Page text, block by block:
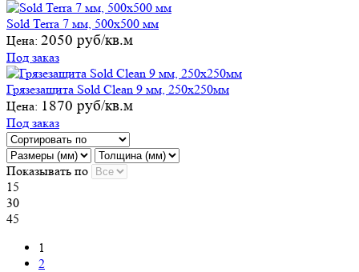
Sold Terra 7 мм, 500х500 мм
Цена: 2050 руб/кв.м
Под заказ
Грязезащита Sold Clean 9 мм, 250х250мм
Цена: 1870 руб/кв.м
Под заказ
Показывать по
15
30
45
1
2